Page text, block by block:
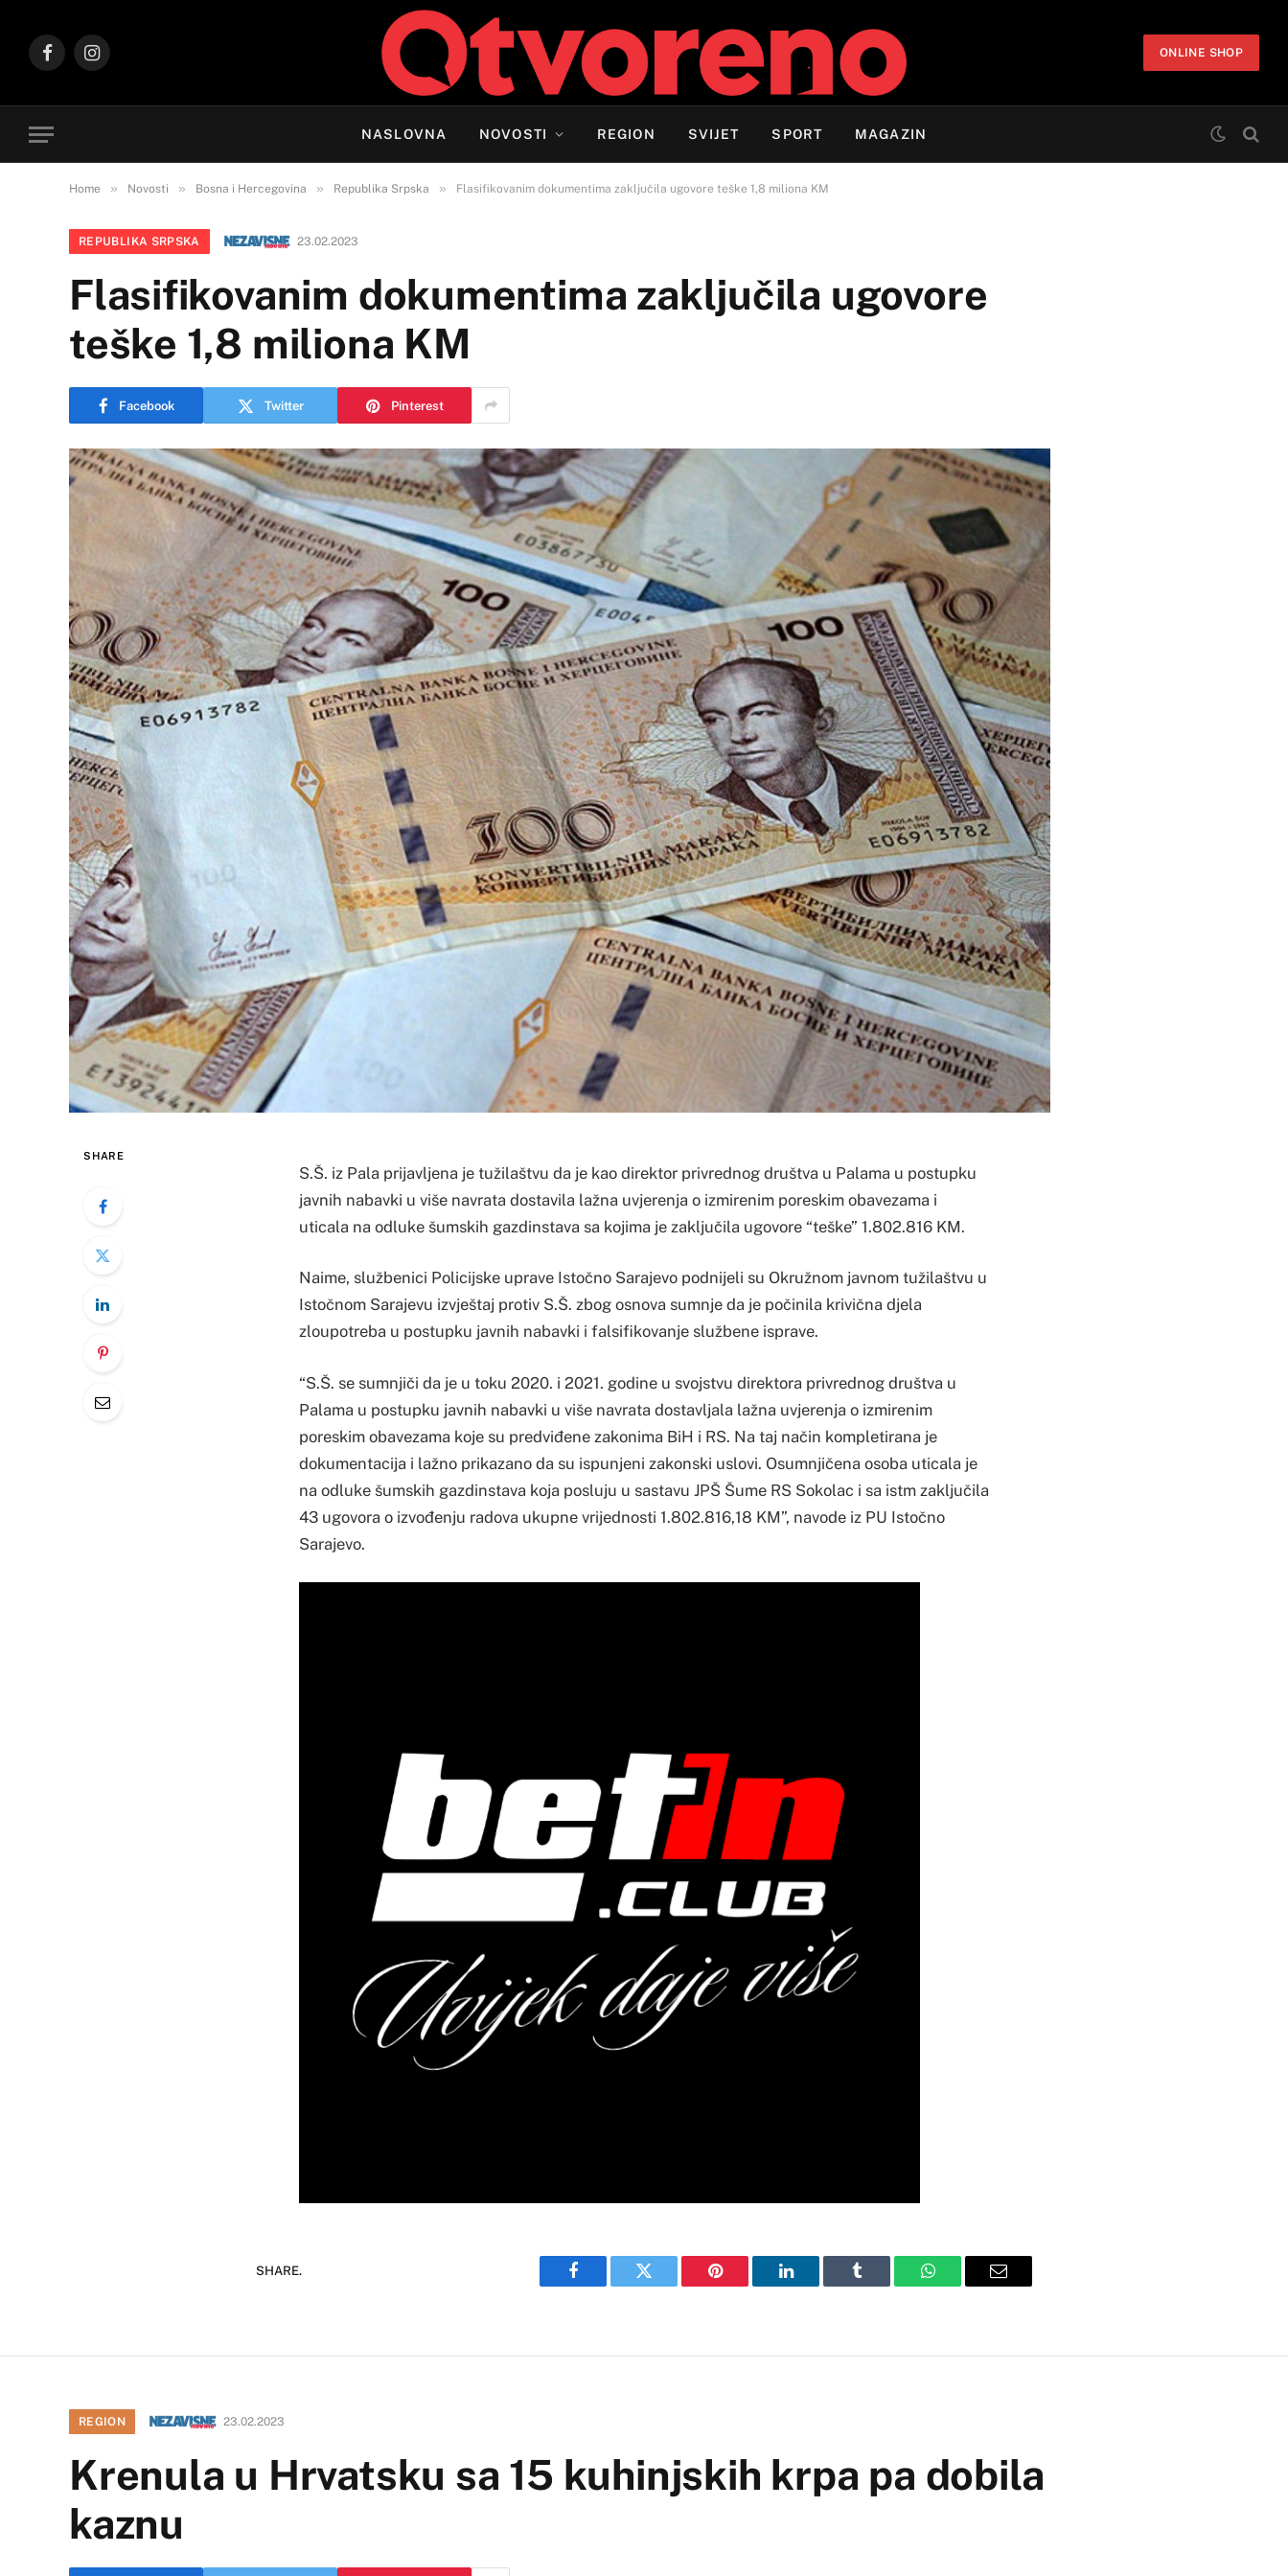
FacebookInstagram
ONLINE SHOP
NASLOVNA NOVOSTI REGION SVIJET SPORT MAGAZIN
Home » Novosti » Bosna i Hercegovina » Republika Srpska » Flasifikovanim dokumentima zaključila ugovore teške 1,8 miliona KM
REPUBLIKA SRPSKA 23.02.2023
Flasifikovanim dokumentima zaključila ugovore
teške 1,8 miliona KM
Facebook Twitter Pinterest
SHARE
S.Š. iz Pala prijavljena je tužilaštvu da je kao direktor privrednog društva u Palama u postupku
javnih nabavki u više navrata dostavila lažna uvjerenja o izmirenim poreskim obavezama i
uticala na odluke šumskih gazdinstava sa kojima je zaključila ugovore “teške” 1.802.816 KM.
Naime, službenici Policijske uprave Istočno Sarajevo podnijeli su Okružnom javnom tužilaštvu u
Istočnom Sarajevu izvještaj protiv S.Š. zbog osnova sumnje da je počinila krivična djela
zloupotreba u postupku javnih nabavki i falsifikovanje službene isprave.
“S.Š. se sumnjiči da je u toku 2020. i 2021. godine u svojstvu direktora privrednog društva u
Palama u postupku javnih nabavki u više navrata dostavljala lažna uvjerenja o izmirenim
poreskim obavezama koje su predviđene zakonima BiH i RS. Na taj način kompletirana je
dokumentacija i lažno prikazano da su ispunjeni zakonski uslovi. Osumnjičena osoba uticala je
na odluke šumskih gazdinstava koja posluju u sastavu JPŠ Šume RS Sokolac i sa istm zaključila
43 ugovora o izvođenju radova ukupne vrijednosti 1.802.816,18 KM”, navode iz PU Istočno
Sarajevo.
SHARE.
Facebook Twitter Pinterest LinkedIn Tumblr WhatsAppEmail
REGION 23.02.2023
Krenula u Hrvatsku sa 15 kuhinjskih krpa pa dobila
kaznu